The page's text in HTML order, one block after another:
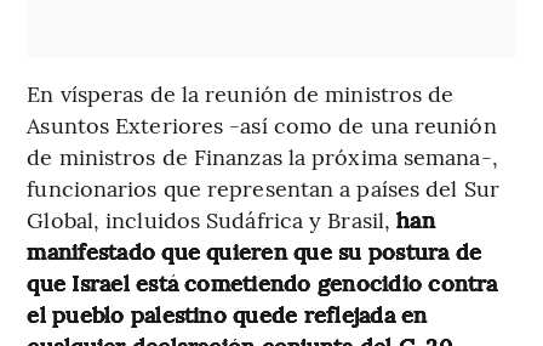
En vísperas de la reunión de ministros de
Asuntos Exteriores -así como de una reunión
de ministros de Finanzas la próxima semana-,
funcionarios que representan a países del Sur
Global, incluidos Sudáfrica y Brasil,han
manifestado que quieren que su postura de
que Israel está cometiendo genocidio contra
el pueblo palestino quede reflejada en